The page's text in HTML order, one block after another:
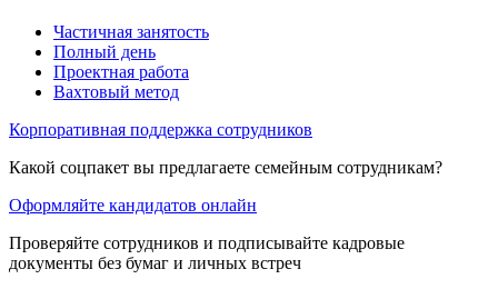
Частичная занятость
Полный день
Проектная работа
Вахтовый метод
Корпоративная поддержка сотрудников
Какой соцпакет вы предлагаете семейным сотрудникам?
Оформляйте кандидатов онлайн
Проверяйте сотрудников и подписывайте кадровые
документы без бумаг и личных встреч